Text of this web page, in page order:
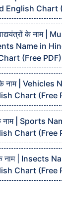
English Chart
के नाम |
Name in
(Free PDF)
के नाम | Vehicles
Chart (Free
| Sports
Chart (Free
नाम | Insects
Chart (Free